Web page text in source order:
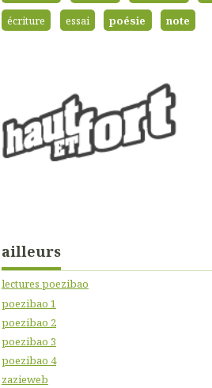
écriture
essai poésie note
ailleurs
lectures poezibao
poezibao 1
poezibao 2
poezibao 3
poezibao 4
zazieweb